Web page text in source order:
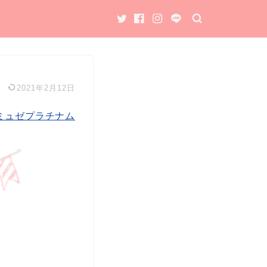
2021年2月12日
ュゼプラチナム